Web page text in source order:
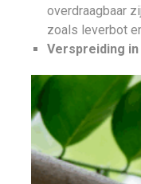
overdraagbaar
zoals leverbot
Verspreiding in